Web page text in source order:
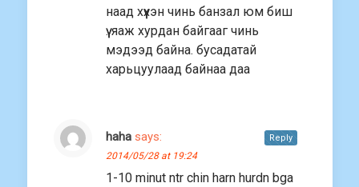
наад хүүхэн чинь банзал юм биш
үү. яаж хурдан байгааг чинь
мэдээд байна. бусадатай
харьцуулаад байнаа даа
haha says:
2014/05/28 at 19:24
1-10 minut ntr chin harn hurdn bga
Reply